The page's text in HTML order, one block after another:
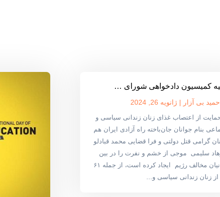
کمیسیون دادخواهی شورای …
حمید بی آزار |ژانویه 26, 2024
از اعتصاب غذای زنان زندانی سیاسی و
بنام جوانان جان‌باخته راه آزادی ایران هم
گرامی قتل دولتی و فرا قضایی محمد قبادلو
سلیمی موجی از خشم و نفرت را در بین
ایرانیان مخالف رژیم ایجاد کرده است، از جمله ۶۱
از زنان زندانی سیاسی و...